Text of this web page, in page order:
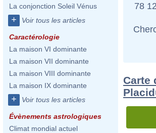
La conjonction Soleil Vénus
+ Voir tous les articles
Caractérologie
La maison VI dominante
La maison VII dominante
La maison VIII dominante
La maison IX dominante
+ Voir tous les articles
Évènements astrologiques
Climat mondial actuel
78
Carte